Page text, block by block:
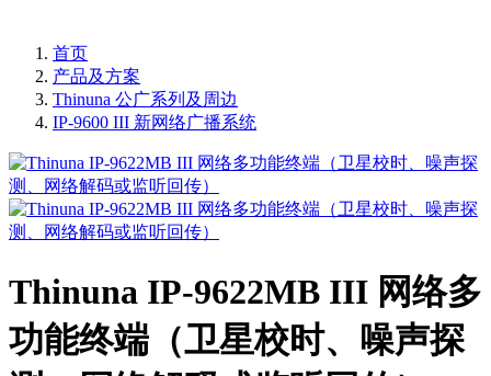
首页
产品及方案
Thinuna 公广系列及周边
IP-9600 III 新网络广播系统
Thinuna IP-9622MB III 网络多
功能终端（卫星校时、噪声探